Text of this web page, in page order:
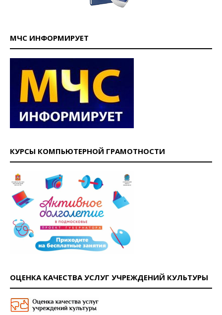
МЧС ИНФОРМИРУЕТ
КУРСЫ КОМПЬЮТЕРНОЙ ГРАМОТНОСТИ
ОЦЕНКА КАЧЕСТВА УСЛУГ УЧРЕЖДЕНИЙ КУЛЬТУРЫ